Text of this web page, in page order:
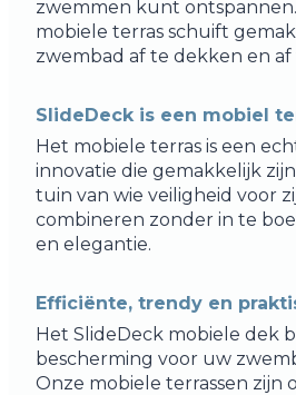
zwemmen kunt
mobiele terras schuift
zwembad af te dekken en
SlideDeck is een mobiel
Het mobiele terras is een
innovatie die gemakkelijk
tuin van wie veiligheid voor
combineren zonder in te
en elegantie.
Efficiënte, trendy en
Het SlideDeck mobiele dek
bescherming voor uw
Onze mobiele terrassen zijn